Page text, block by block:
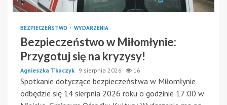
BEZPIECZEŃSTWO WYDARZENIA
Bezpieczeństwo w Miłomłynie:
Przygotuj się na kryzysy!
Agnieszka Tkaczyk 9 sierpnia 2026 16
Spotkanie dotyczące bezpieczeństwa w Miłomłynie
odbędzie się 14 sierpnia 2026 roku o godzinie 17:00 w